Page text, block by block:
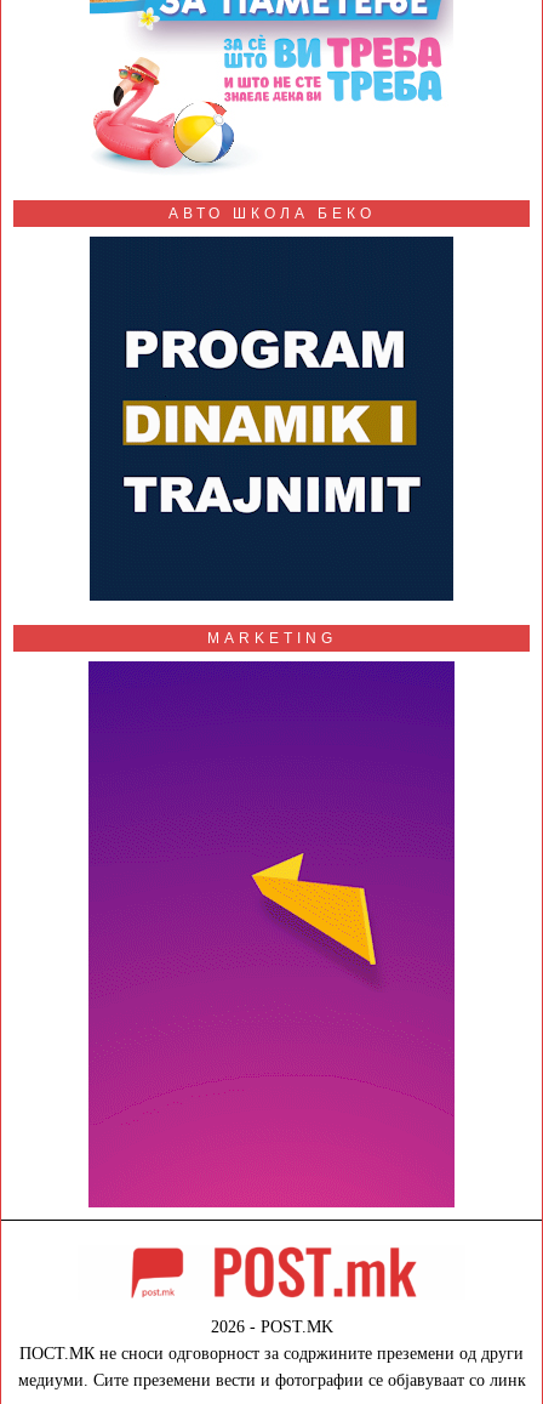
АВТО ШКОЛА БЕКО
MARKETING
2026 - POST.MK
ПОСТ.МК не сноси одговорност за содржините преземени од други
медиуми. Сите преземени вести и фотографии се објавуваат со линк